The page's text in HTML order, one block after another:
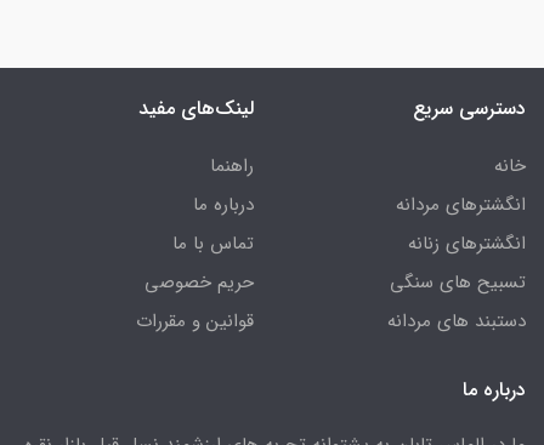
دسترسی سریع
خانه
انگشترهای مردانه
انگشترهای زنانه
تسبیح های سنگی
دستبند های مردانه
لینک‌های مفید
راهنما
درباره ما
تماس با ما
حریم خصوصی
قوانین و مقررات
درباره ما